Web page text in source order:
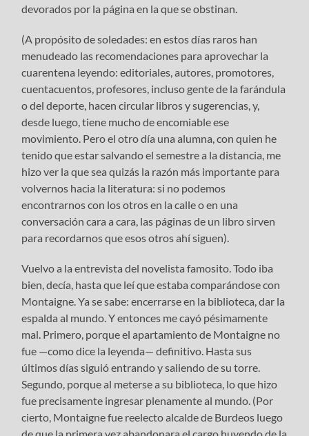
devorados por la página en la que se obstinan.
(A propósito de soledades: en estos días raros han
menudeado las recomendaciones para aprovechar la
cuarentena leyendo: editoriales, autores, promotores,
cuentacuentos, profesores, incluso gente de la farándula
o del deporte, hacen circular libros y sugerencias, y,
desde luego, tiene mucho de encomiable ese
movimiento. Pero el otro día una alumna, con quien he
tenido que estar salvando el semestre a la distancia, me
hizo ver la que sea quizás la razón más importante para
volvernos hacia la literatura: si no podemos
encontrarnos con los otros en la calle o en una
conversación cara a cara, las páginas de un libro sirven
para recordarnos que esos otros ahí siguen).
Vuelvo a la entrevista del novelista famosito. Todo iba
bien, decía, hasta que leí que estaba comparándose con
Montaigne. Ya se sabe: encerrarse en la biblioteca, dar la
espalda al mundo. Y entonces me cayó pésimamente
mal. Primero, porque el apartamiento de Montaigne no
fue —como dice la leyenda— definitivo. Hasta sus
últimos días siguió entrando y saliendo de su torre.
Segundo, porque al meterse a su biblioteca, lo que hizo
fue precisamente ingresar plenamente al mundo. (Por
cierto, Montaigne fue reelecto alcalde de Burdeos luego